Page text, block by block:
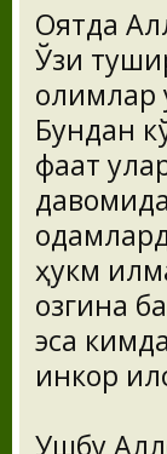
Оятда
Ўзи
олимлар
Бундан
фақат
ҳукм
озгина
эса
инкор
Ушбу